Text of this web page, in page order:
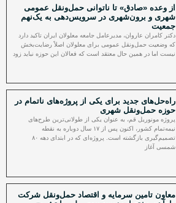
از وعده «صادق» تا ناتوانی حمل‌ونقل عمومی
شهری و برون‌شهری در سرویس‌دهی به یک‌نهم
جمعیت
دکتر کامران عاروان، مدیرعامل جامعه معلولان ایران تاکید دارد
که وضعیت حمل‌ونقل عمومی برای معلولان اصلاً رضایت‌بخش
نیست اما در همین حال معتقد است که فعالان این حوزه نباید زود
راه‌حل‌های جدید برای یکی از پروژه‌‌های ناتمام در
حوزه حمل‌ونقل شهری
پروژه مونوریل قم، به عنوان یکی از طولانی‌ترین طرح‌های
نیمه‌تمام کشور، اکنون پس از ۱۷ سال دوباره به نقطه
تصمیم‌گیری بازگشته است. پروژه‌ای که در ابتدای دهه ۸۰
شمسی آغاز
معاون تامین سرمایه و اقتصاد حمل‌ونقل شرکت